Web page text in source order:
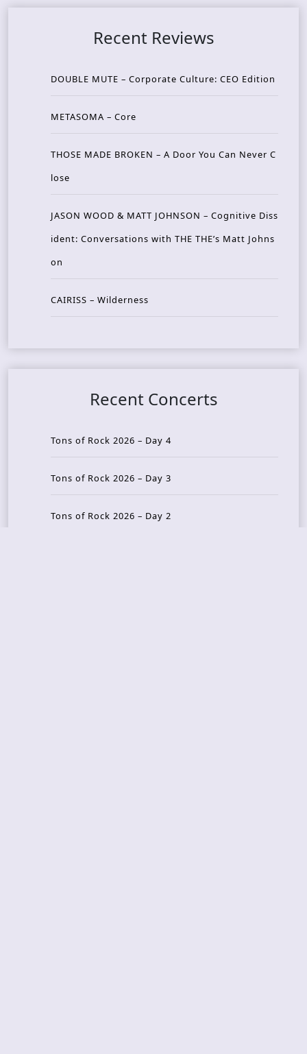
Recent Reviews
DOUBLE MUTE – Corporate Culture: CEO Edition
METASOMA – Core
THOSE MADE BROKEN – A Door You Can Never C
lose
JASON WOOD & MATT JOHNSON – Cognitive Diss
ident: Conversations with THE THE’s Matt Johns
on
CAIRISS – Wilderness
Recent Concerts
Tons of Rock 2026 – Day 4
Tons of Rock 2026 – Day 3
Tons of Rock 2026 – Day 2